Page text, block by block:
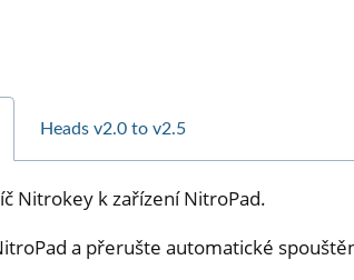
Heads v2.0 to v2.5
Nitrokey k zařízení NitroPad.
a přerušte automatické